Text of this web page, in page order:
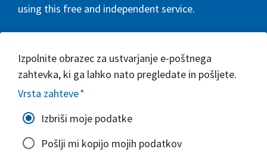
using this free and independent service.
Izpolnite obrazec za ustvarjanje e-poštnega
zahtevka, ki ga lahko nato pregledate in pošljete.
Vrsta zahteve*
Izbriši moje podatke
Pošlji mi kopijo mojih podatkov